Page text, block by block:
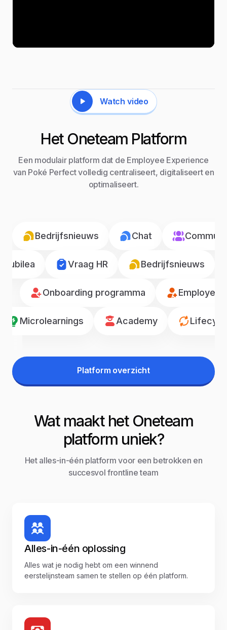
Watch video
Het Oneteam Platform
Een modulair platform dat de Employee Experience
van Poké Perfect volledig centraliseert, digitaliseert en
optimaliseert.
Bedrijfsnieuws Chat
Jubilea Vraag HR Bedrijfsnieuws
Onboarding programma Employee
Microlearnings Academy
Platform overzicht
Wat maakt het Oneteam
platform uniek?
Het alles-in-één platform voor een betrokken en
succesvol frontline team
Alles-in-één oplossing
Alles wat je nodig hebt om een winnend
eerstelijnsteam samen te stellen op één platform.